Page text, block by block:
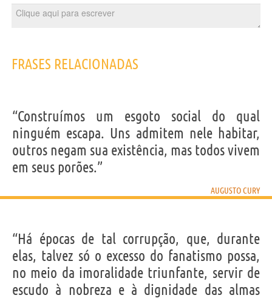
FRASES RELACIONADAS
“Construímos um esgoto social do qual
ninguém escapa. Uns admitem nele habitar,
outros negam sua existência, mas todos vivem
em seus porões.”
AUGUSTO CURY
“Há épocas de tal corrupção, que, durante
elas, talvez só o excesso do fanatismo possa,
no meio da imoralidade triunfante, servir de
escudo à nobreza e à dignidade das almas